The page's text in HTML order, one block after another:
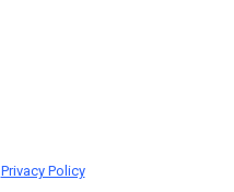
Privacy Policy